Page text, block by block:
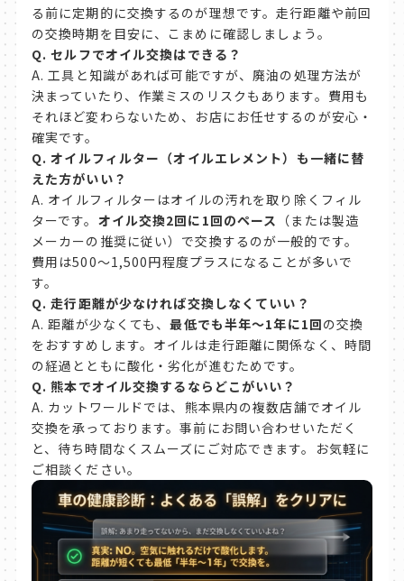
る前に定期的に交換するのが理想です。走行距離や前回
の交換時期を目安に、こまめに確認しましょう。
Q.セルフでオイル交換はできる？
A. 工具と知識があれば可能ですが、廃油の処理方法が
決まっていたり、作業ミスのリスクもあります。費用も
それほど変わらないため、お店にお任せするのが安心・
確実です。
Q.オイルフィルター（オイルエレメント）も一緒に替
えた方がいい？
A. オイルフィルターはオイルの汚れを取り除くフィル
ターです。 オイル交換2回に1回のペース （または製造
メーカーの推奨に従い）で交換するのが一般的です。
費用は500〜1,500円程度プラスになることが多いで
す。
Q.走行距離が少なければ交換しなくていい？
A. 距離が少なくても、最低でも半年〜1年に1回の交換
をおすすめします。オイルは走行距離に関係なく、時間
の経過とともに酸化・劣化が進むためです。
Q.熊本でオイル交換するならどこがいい？
A. カットワールドでは、熊本県内の複数店舗でオイル
交換を承っております。事前にお問い合わせいただく
と、待ち時間なくスムーズにご対応できます。お気軽に
ご相談ください。